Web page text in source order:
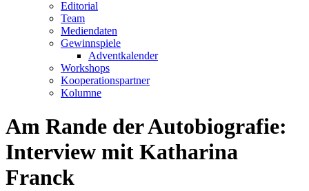
Editorial
Team
Mediendaten
Gewinnspiele
Adventkalender
Workshops
Kooperationspartner
Kolumne
Am Rande der Autobiografie:
Interview mit Katharina
Franck